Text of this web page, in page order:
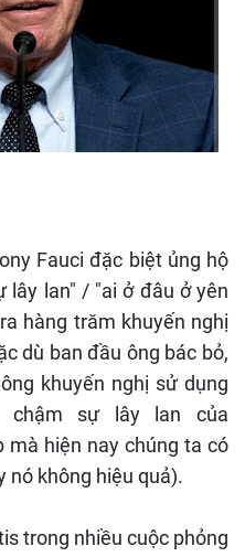
Fauci đặc biệt ủng hộ
lây lan" / "ai ở đâu ở yên
hàng trăm khuyến nghị
dù ban đầu ông bác bỏ,
khuyến nghị sử dụng
chậm sự lây lan của
mà hiện nay chúng ta có
nó không hiệu quả).
trong nhiều cuộc phỏng